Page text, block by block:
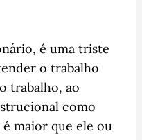
é uma triste
o trabalho
trabalho, ao
como
maior que ele ou